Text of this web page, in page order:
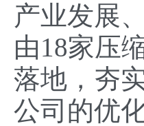
产业发展
由18家压
落地，夯
公司的优